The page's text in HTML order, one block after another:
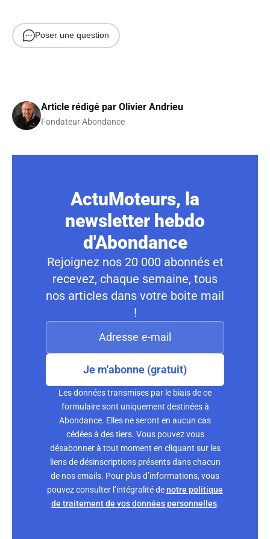
Poser une question
Article rédigé par Olivier Andrieu
Fondateur Abondance
ActuMoteurs, la
newsletter hebdo
d'Abondance
Rejoignez nos 20 000 abonnés et
recevez, chaque semaine, tous
nos articles dans votre boite mail
!
Je m'abonne (gratuit)
Les données transmises par le biais de ce
formulaire sont uniquement destinées à
Abondance. Elles ne seront en aucun cas
cédées à des tiers. Vous pouvez vous
désabonner à tout moment en cliquant sur les
liens de désinscriptions présents dans chacun
de nos emails. Pour plus d’informations, vous
pouvez consulter l’intégralité denotre politique
de traitement de vos données personnelles.